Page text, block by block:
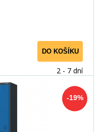
DO KOŠÍKU
2 - 7 dní
-19%